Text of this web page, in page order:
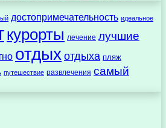
достопримечательность идеальное
курорты лечение лучшие
отдыхотдыха пляж
путешествие развлечения самый